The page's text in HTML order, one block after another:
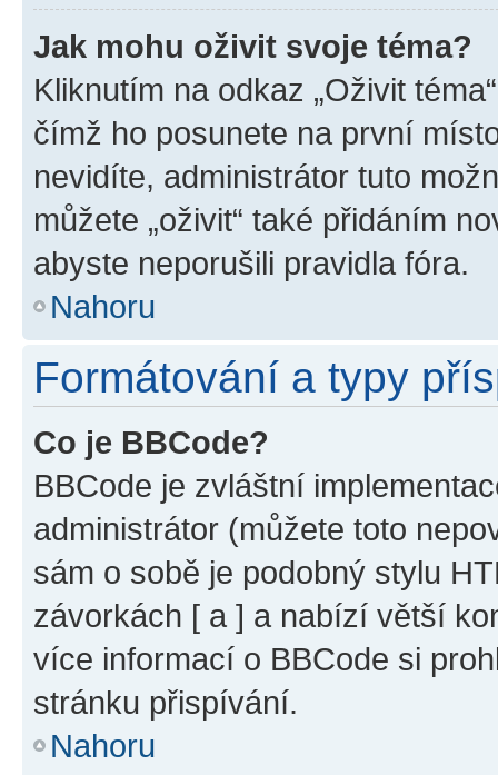
Jak mohu oživit svoje téma?
Kliknutím na odkaz „Oživit
čímž ho posunete na první
nevidíte, administrátor tuto
můžete „oživit“ také přidáním
abyste neporušili pravidla fóra.
Nahoru
Formátování a typy
Co je BBCode?
BBCode je zvláštní
administrátor (můžete toto
sám o sobě je podobný stylu
závorkách [ a ] a nabízí větší
více informací o BBCode si
stránku přispívání.
Nahoru